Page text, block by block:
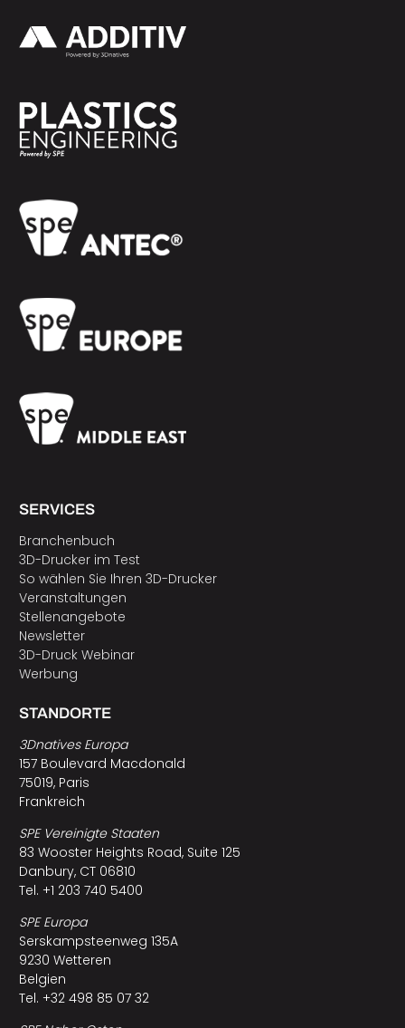
SERVICES
Branchenbuch
3D-Drucker im Test
So wählen Sie Ihren 3D-Drucker
Veranstaltungen
Stellenangebote
Newsletter
3D-Druck Webinar
Werbung
STANDORTE
3Dnatives Europa
157 Boulevard Macdonald
75019, Paris
Frankreich
SPE Vereinigte Staaten
83 Wooster Heights Road, Suite 125
Danbury, CT 06810
Tel. +1 203 740 5400
SPE Europa
Serskampsteenweg 135A
9230 Wetteren
Belgien
Tel. +32 498 85 07 32